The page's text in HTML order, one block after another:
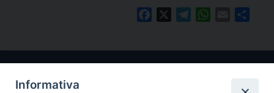
FacebookTelegramWhatsApp
Email
Informativa